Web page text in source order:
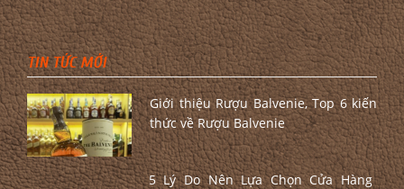
TIN TỨC MỚI
Giới thiệu Rượu Balvenie, Top 6 kiến
thức về Rượu Balvenie
5 Lý Do Nên Lựa Chọn Cửa Hàng